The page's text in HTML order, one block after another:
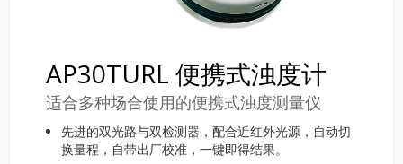
AP30TURL 便携式浊度计
适合多种场合使用的便携式浊度测量仪
先进的双光路与双检测器，配合近红外光源，自动切
换量程，自带出厂校准，一键即得结果。